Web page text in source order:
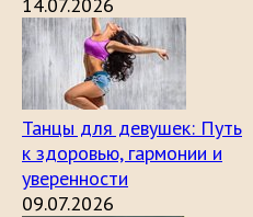
Танцы для девушек: Путь
к здоровью, гармонии и
уверенности
09.07.2026